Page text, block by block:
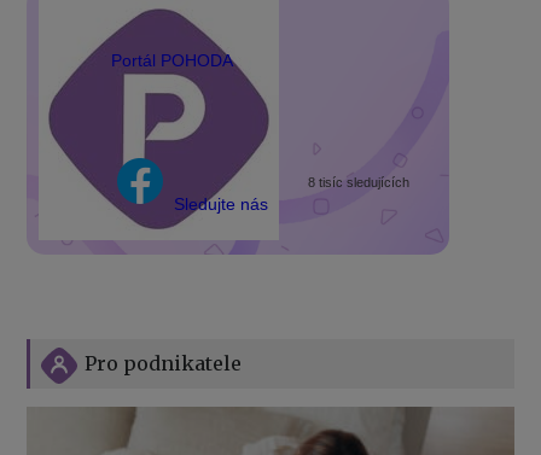
Portál POHODA
Sledujte nás
8 tisíc sledujících
Pro podnikatele